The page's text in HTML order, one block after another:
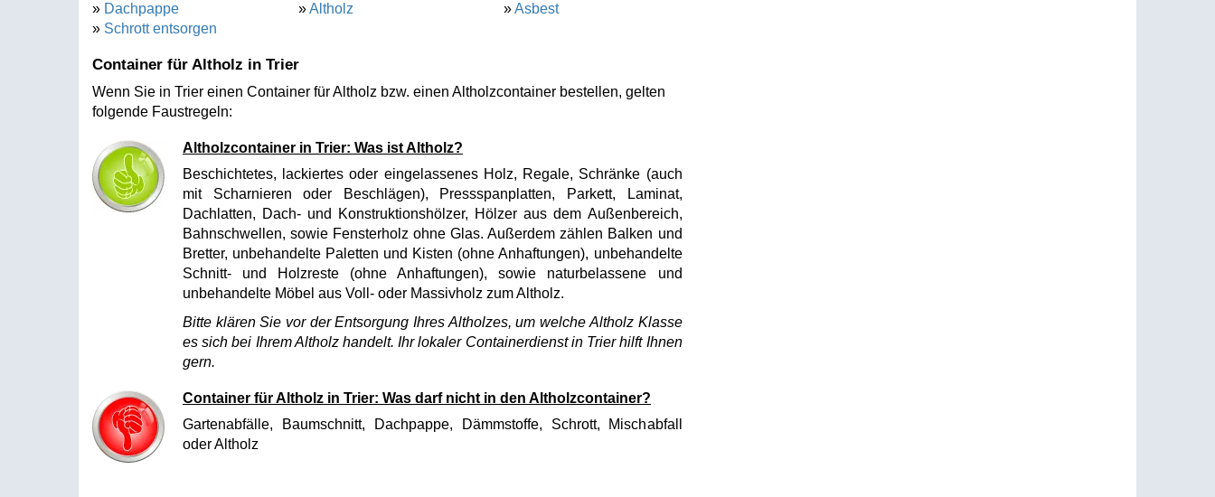
» Dachpappe
» Schrott entsorgen
»Altholz
»Asbest
Container für Altholz in Trier
Wenn Sie in Trier einen Container für Altholz bzw. einen Altholzcontainer bestellen, gelten
folgende Faustregeln:
Altholzcontainer in Trier: Was ist Altholz?
Beschichtetes, lackiertes oder eingelassenes Holz, Regale, Schränke (auch
mit Scharnieren oder Beschlägen), Pressspanplatten, Parkett, Laminat,
Dachlatten, Dach- und Konstruktionshölzer, Hölzer aus dem Außenbereich,
Bahnschwellen, sowie Fensterholz ohne Glas. Außerdem zählen Balken und
Bretter, unbehandelte Paletten und Kisten (ohne Anhaftungen), unbehandelte
Schnitt- und Holzreste (ohne Anhaftungen), sowie naturbelassene und
unbehandelte Möbel aus Voll- oder Massivholz zum Altholz.
Bitte klären Sie vor der Entsorgung Ihres Altholzes, um welche Altholz Klasse
es sich bei Ihrem Altholz handelt. Ihr lokaler Containerdienst in Trier hilft Ihnen
gern.
Container für Altholz in Trier: Was darf nicht in den Altholzcontainer?
Gartenabfälle, Baumschnitt, Dachpappe, Dämmstoffe, Schrott, Mischabfall
oder Altholz